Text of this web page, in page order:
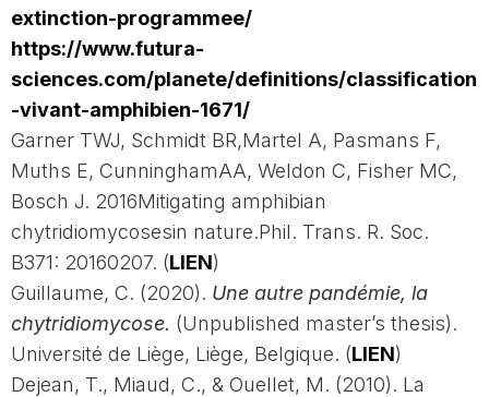
extinction-programmee/
https://www.futura-
sciences.com/planete/definitions/classification
-vivant-amphibien-1671/
Garner TWJ, Schmidt BR,Martel A, Pasmans F,
Muths E, CunninghamAA, Weldon C, Fisher MC,
Bosch J. 2016Mitigating amphibian
chytridiomycosesin nature.Phil. Trans. R. Soc.
B371: 20160207. (LIEN)
Guillaume, C. (2020). Une autre pandémie, la
chytridiomycose. (Unpublished master’s thesis).
Université de Liège, Liège, Belgique. (LIEN)
Dejean, T., Miaud, C., & Ouellet, M. (2010). La